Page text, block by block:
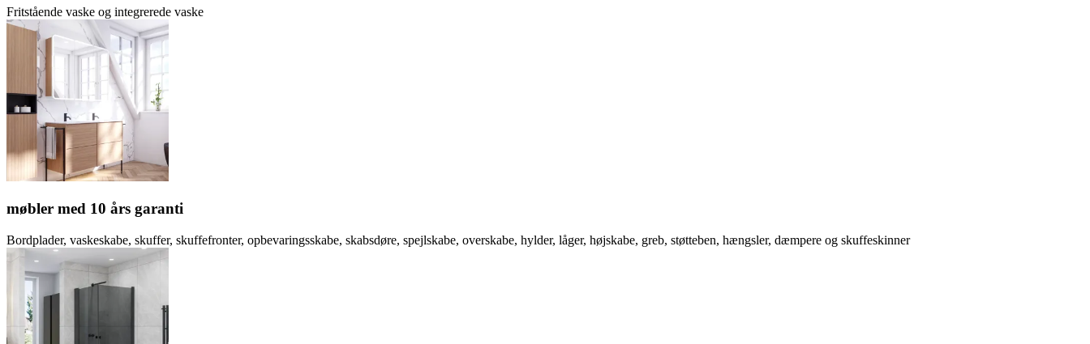
Fritstående vaske og integrerede vaske
møbler med 10 års garanti
Bordplader, vaskeskabe, skuffer, skuffefronter, opbevaringsskabe, skabsdøre, spejlskabe, overskabe, hylder, låger, højskabe, greb, støtteben, hængsler, dæmpere og skuffeskinner